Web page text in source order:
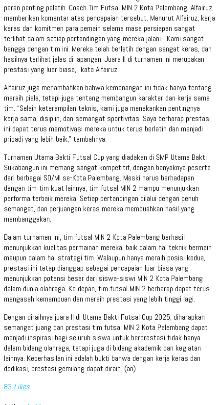
peran penting pelatih. Coach Tim Futsal MIN 2 Kota Palembang, Alfairuz,
memberikan komentar atas pencapaian tersebut. Menurut Alfairuz, kerja
keras dan komitmen para pemain selama masa persiapan sangat
terlihat dalam setiap pertandingan yang mereka jalani. “Kami sangat
bangga dengan tim ini. Mereka telah berlatih dengan sangat keras, dan
hasilnya terlihat jelas di lapangan. Juara II di turnamen ini merupakan
prestasi yang luar biasa,” kata Alfairuz.
Alfairuz juga menambahkan bahwa kemenangan ini tidak hanya tentang
meraih piala, tetapi juga tentang membangun karakter dan kerja sama
tim. “Selain keterampilan teknis, kami juga menekankan pentingnya
kerja sama, disiplin, dan semangat sportivitas. Saya berharap prestasi
ini dapat terus memotivasi mereka untuk terus berlatih dan menjadi
pribadi yang lebih baik,” tambahnya.
Turnamen Utama Bakti Futsal Cup yang diadakan di SMP Utama Bakti
Sukabangun ini memang sangat kompetitif, dengan banyaknya peserta
dari berbagai SD/MI se-Kota Palembang. Meski harus berhadapan
dengan tim-tim kuat lainnya, tim futsal MIN 2 mampu menunjukkan
performa terbaik mereka. Setiap pertandingan dilalui dengan penuh
semangat, dan perjuangan keras mereka membuahkan hasil yang
membanggakan.
Dalam turnamen ini, tim futsal MIN 2 Kota Palembang berhasil
menunjukkan kualitas permainan mereka, baik dalam hal teknik bermain
maupun dalam hal strategi tim. Walaupun hanya meraih posisi kedua,
prestasi ini tetap dianggap sebagai pencapaian luar biasa yang
menunjukkan potensi besar dari siswa-siswi MIN 2 Kota Palembang
dalam dunia olahraga. Ke depan, tim futsal MIN 2 berharap dapat terus
mengasah kemampuan dan meraih prestasi yang lebih tinggi lagi.
Dengan diraihnya juara II di Utama Bakti Futsal Cup 2025, diharapkan
semangat juang dan prestasi tim futsal MIN 2 Kota Palembang dapat
menjadi inspirasi bagi seluruh siswa untuk berprestasi tidak hanya
dalam bidang olahraga, tetapi juga di bidang akademik dan kegiatan
lainnya. Keberhasilan ini adalah bukti bahwa dengan kerja keras dan
dedikasi, prestasi gemilang dapat diraih. (an)
83 Likes